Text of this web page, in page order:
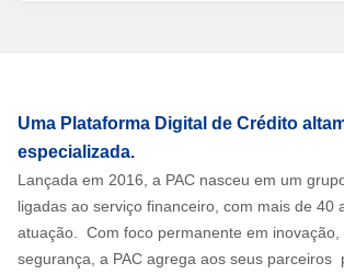
Uma Plataforma Digital de Crédito
especializada.
Lançada em 2016, a PAC nasceu em um
ligadas ao serviço financeiro, com mais de 40
atuação. Com foco permanente em inovação,
segurança, a PAC agrega aos seus parceiros